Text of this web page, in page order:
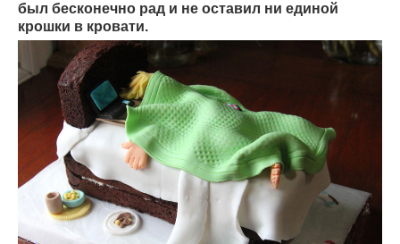
был бесконечно рад и не оставил ни единой
крошки в кровати.